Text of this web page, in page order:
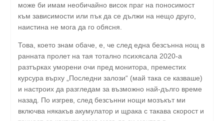
може би имам необичайно висок праг на поносимост
към зависимости или пък да се дължи на нещо друго,
наистина не мога да го обясня.
Това, което знам обаче, е, че след една безсънна нощ в
ранната пролет на тая тотално психясала 2020-а
разтърках уморени очи пред монитора, преместих
курсура върху „Последни залози“ (май така се казваше)
и настроих да разгледам за възможно най-дълго време
назад. По изгрев, след безсънни нощи мозъкът ми
включва някакъв акумулатор и щрака с такава скорост и